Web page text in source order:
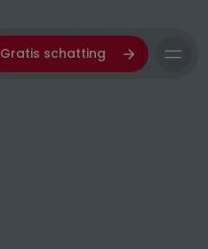
Gratis schatting